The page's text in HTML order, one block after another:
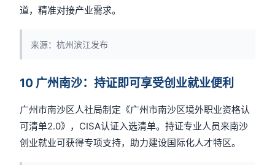
道，精准对接产业需求。
来源：杭州滨江发布
10 广州南沙：持证即可享受创业就业便利
广州市南沙区人社局制定《广州市南沙区境外职业资格认
可清单2.0》，CISA认证入选清单。持证专业人员来南沙
创业就业可获得专项支持，助力建设国际化人才特区。